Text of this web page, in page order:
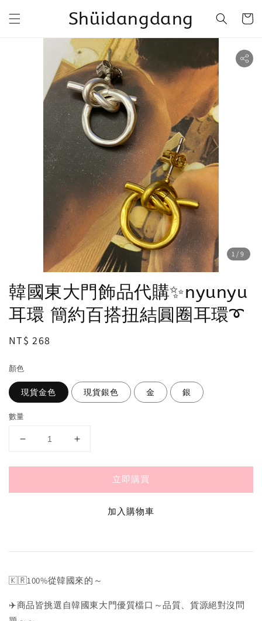
Shüidangdang
1 /9
韓國東大門飾品代購✨nyunyu
耳環 簡約百搭扭結圓圈耳環➰
Regular
NT$ 268
顏色
現貨金色 現貨銀色 金 銀
數量
立即購買
加入購物車
🇰🇷100%從韓國來的～
✈️商品皆挑選自韓國東大門優質檔口～品質、貨源絕對沒問